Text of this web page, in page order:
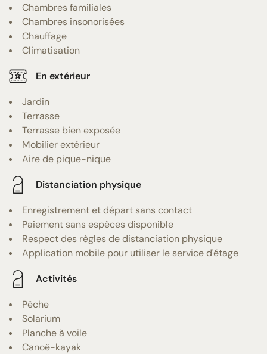
Chambres familiales
Chambres insonorisées
Chauffage
Climatisation
En extérieur
Jardin
Terrasse
Terrasse bien exposée
Mobilier extérieur
Aire de pique-nique
Distanciation physique
Enregistrement et départ sans contact
Paiement sans espèces disponible
Respect des règles de distanciation physique
Application mobile pour utiliser le service d'étage
Activités
Pêche
Solarium
Planche à voile
Canoë-kayak